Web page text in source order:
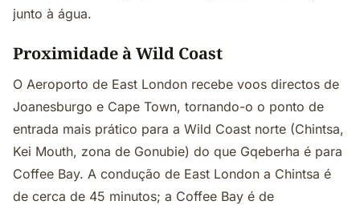
junto à água.
Proximidade à Wild Coast
O Aeroporto de East London recebe voos directos de
Joanesburgo e Cape Town, tornando-o o ponto de
entrada mais prático para a Wild Coast norte (Chintsa,
Kei Mouth, zona de Gonubie) do que Gqeberha é para
Coffee Bay. A condução de East London a Chintsa é
de cerca de 45 minutos; a Coffee Bay é de